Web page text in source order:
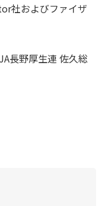
社およびファイザ
長野厚生連 佐久総